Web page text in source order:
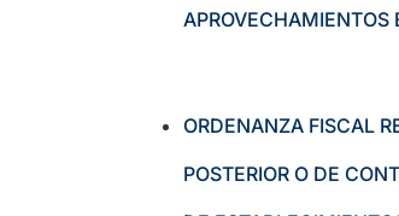
APROVECHAMIENTOS
ORDENANZA FISCAL
POSTERIOR O DE